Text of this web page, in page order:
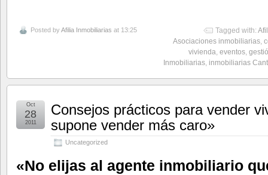
Posted byAfilia Inmobiliarias at 13:25 Tagged with:
Asociaciones inmobiliarias,
vivienda, eventos,
Inmobiliarias, inmobiliarias
Consejos prácticos para vender
supone vender más caro»
Uncategorized
Oct
28
2011
«No elijas al agente inmobiliario